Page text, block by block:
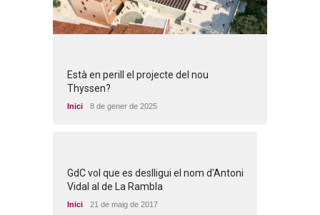
Està en perill el projecte del nou
Thyssen?
Inici 8 de gener de 2025
GdC vol que es deslligui el nom d'Antoni
Vidal al de La Rambla
Inici 21 de maig de 2017